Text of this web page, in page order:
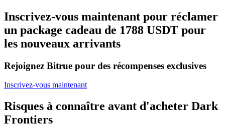
Affiliés Bitrue
Jusqu'à 65 % de commissions !
Inscrivez-vous maintenant pour réclamer
un package cadeau de 1788 USDT pour
les nouveaux arrivants
Rejoignez Bitrue pour des récompenses exclusives
Inscrivez-vous maintenant
Risques à connaître avant d'acheter Dark
Frontiers